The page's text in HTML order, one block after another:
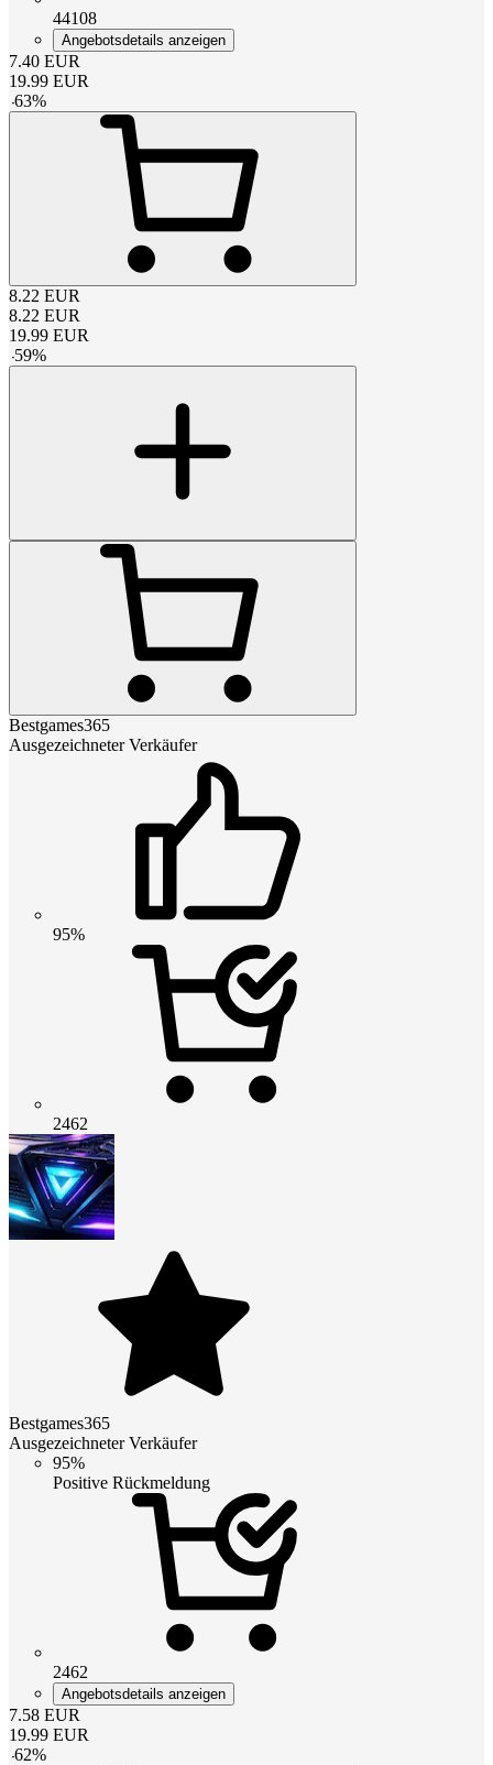
44108
Angebotsdetails anzeigen
7.40 EUR
19.99 EUR
-63%
8.22 EUR
8.22 EUR
19.99 EUR
-59%
Bestgames365
Ausgezeichneter Verkäufer
95%
2462
Bestgames365
Ausgezeichneter Verkäufer
95%
Positive Rückmeldung
2462
Angebotsdetails anzeigen
7.58 EUR
19.99 EUR
-62%